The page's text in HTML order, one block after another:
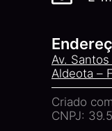
Av.
Aldeota –
Criado
CNPJ: